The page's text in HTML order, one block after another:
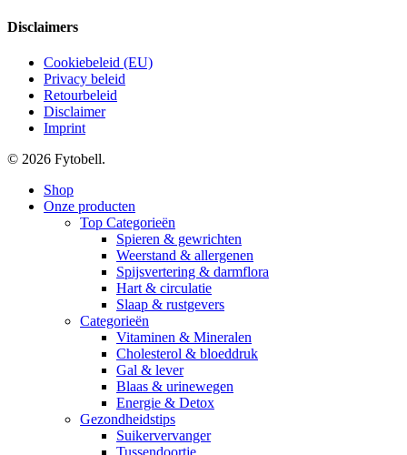
Disclaimers
Cookiebeleid (EU)
Privacy beleid
Retourbeleid
Disclaimer
Imprint
© 2026 Fytobell.
Close
Menu
Shop
Onze producten
Top Categorieën
Spieren & gewrichten
Weerstand & allergenen
Spijsvertering & darmflora
Hart & circulatie
Slaap & rustgevers
Categorieën
Vitaminen & Mineralen
Cholesterol & bloeddruk
Gal & lever
Blaas & urinewegen
Energie & Detox
Gezondheidstips
Suikervervanger